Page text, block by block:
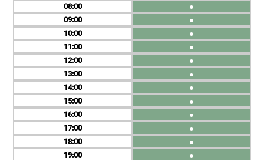
08
09
10
11
12
13
14
15
16
17
18
19
●
●
●
●
●
●
●
●
●
●
●
●